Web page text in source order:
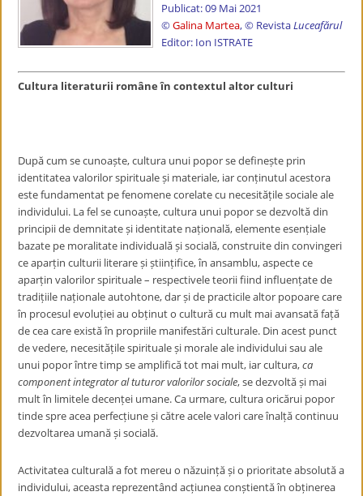
Publicat: 09 Mai 2021
©Galina Martea, © RevistaLuceafărul
Editor: Ion ISTRATE
Cultura literaturii române în contextul altor culturi
După cum se cunoaște, cultura unui popor se definește prin
identitatea valorilor spirituale și materiale, iar conținutul acestora
este fundamentat pe fenomene corelate cu necesitățile sociale ale
individului. La fel se cunoaște,cultura unui popor se dezvoltă din
principii de demnitate și identitate națională, elemente esențiale
bazate pe moralitate individuală și socială, construite dinconvingeri
ce aparțin culturii literare și științifice, în ansamblu, aspecte ce
aparțin valorilor spirituale – respectivele teorii fiind influențate de
tradițiile naționale autohtone, dar și de practicile altor popoare care
în procesul evoluției au obținut o cultură cu mult mai avansată față
de cea care există în propriile manifestări culturale. Din acest punct
de vedere, necesitățile spirituale și morale ale individului sau ale
unui popor între timp se amplifică tot mai mult, iar cultura,ca
component integrator al tuturor valorilor sociale, se dezvoltă și mai
mult în limitele decenței umane. Ca urmare, cultura oricărui popor
tinde spre acea perfecțiune și către acele valori care înalță continuu
dezvoltarea umană și socială.
Activitatea culturală a fot mereu o năzuință și o prioritate absolută a
individului, aceasta reprezentând acțiunea conștientă în obținerea